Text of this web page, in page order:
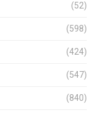
(52)
(598)
(424)
(547)
(840)